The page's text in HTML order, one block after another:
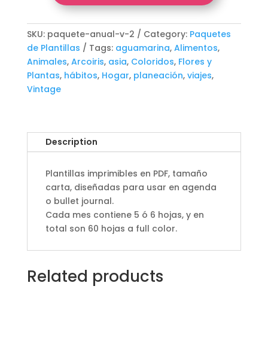
SKU: paquete-anual-v-2 Category: Paquetes
de Plantillas
Tags: aguamarina, Alimentos,
Animales, Arcoiris, asia, Coloridos, Flores y
Plantas, hábitos, Hogar, planeación, viajes,
Vintage
Description
Plantillas imprimibles en PDF, tamaño
carta, diseñadas para usar en agenda
o bullet journal.
Cada mes contiene 5 ó 6 hojas, y en
total son 60 hojas a full color.
Related products